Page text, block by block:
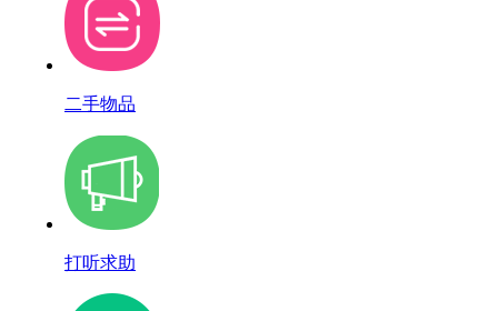
二手物品
打听求助